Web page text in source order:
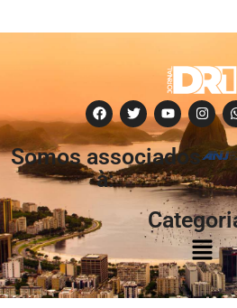
Somos associados
à: